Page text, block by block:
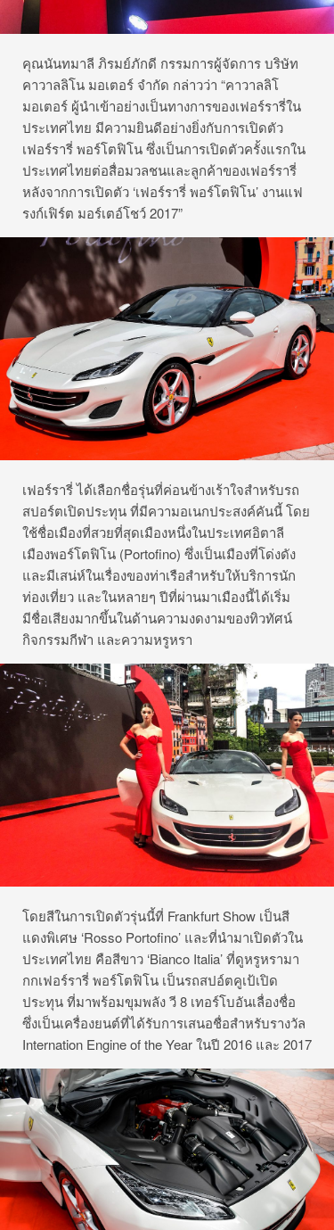
คุณนันทมาลี ภิรมย์ภักดี กรรมการผู้จัดการ บริษัท
คาวาลลิโน มอเตอร์ จำกัด กล่าวว่า “คาวาลลิโ
มอเตอร์ ผู้นำเข้าอย่างเป็นทางการของเฟอร์รารี่ใน
ประเทศไทย มีความยินดีอย่างยิ่งกับการเปิดตัว
เฟอร์รารี่ พอร์โตฟิโน ซึ่งเป็นการเปิดตัวครั้งแรกใน
ประเทศไทยต่อสื่อมวลชนและลูกค้าของเฟอร์รารี่
หลังจากการเปิดตัว ‘เฟอร์รารี่ พอร์โตฟิโน’ งานแฟ
รงก์เฟิร์ต มอร์เตอ์โชว์ 2017”
เฟอร์รารี่ ได้เลือกชื่อรุ่นที่ค่อนข้างเร้าใจสำหรับรถ
สปอร์ตเปิดประทุน ที่มีความอเนกประสงค์คันนี้ โดย
ใช้ชื่อเมืองที่สวยที่สุดเมืองหนึ่งในประเทศอิตาลี
เมืองพอร์โตฟิโน (Portofino) ซึ่งเป็นเมืองที่โด่งดัง
และมีเสน่ห์ในเรื่องของท่าเรือสำหรับให้บริการนัก
ท่องเที่ยว และในหลายๆ ปีที่ผ่านมาเมืองนี้ได้เริ่ม
มีชื่อเสียงมากขึ้นในด้านความงดงามของทิวทัศน์
กิจกรรมกีฬา และความหรูหรา
โดยสีในการเปิดตัวรุ่นนี้ที่ Frankfurt Show เป็นสี
แดงพิเศษ ‘Rosso Portofino’ และที่นำมาเปิดตัวใน
ประเทศไทย คือสีขาว ‘Bianco Italia’ ที่ดูหรูหรามา
กกเฟอร์รารี่ พอร์โตฟิโน เป็นรถสปอ์ตคูเป้เปิด
ประทุน ที่มาพร้อมขุมพลัง วี 8 เทอร์โบอันเลื่องชื่อ
ซึ่งเป็นเครื่องยนต์ที่ได้รับการเสนอชื่อสำหรับรางวัล
Internation Engine of the Year ในปี 2016 และ 2017